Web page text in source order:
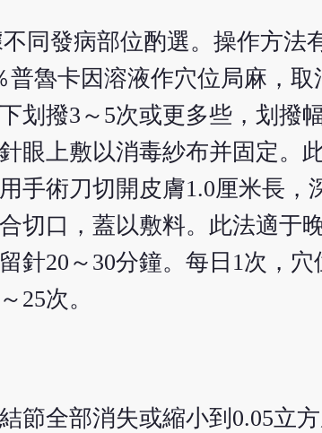
同發病部位酌選。操作方法
魯卡因溶液作穴位局麻，取
划撥3～5次或更多些，划撥
眼上敷以消毒紗布并固定。
手術刀切開皮膚1.0厘米長，
切口，蓋以敷料。此法適于
針20～30分鐘。每日1次，
25次。
節全部消失或縮小到0.05立